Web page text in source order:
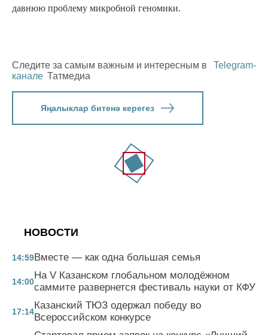
давнюю проблему микробной геномики.
Следите за самым важным и интересным в
Telegram-
канале Татмедиа
Яңалыклар битенә керегез
НОВОСТИ
14:59Вместе — как одна большая семья
14:00
На V Казанском глобальном молодёжном
саммите развернется фестиваль науки от КФУ
17:14
Казанский ТЮЗ одержал победу во
Всероссийском конкурсе